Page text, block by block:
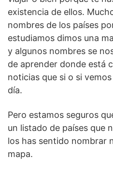
existencia de ellos.
nombres de los países
estudiamos dimos una
y algunos nombres se
de aprender donde está
noticias que si o si
día.
Pero estamos seguros
un listado de países que
los has sentido nombrar
mapa.